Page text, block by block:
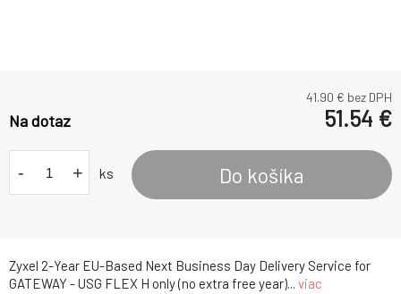
Zyxel 2-Year EU-Based Next Business Day Delivery Service for
GATEWAY - USG FLEX H only (no extra free year)... viac
41.90 € bez DPH
Na dotaz 51.54 €
- + ks Do košíka